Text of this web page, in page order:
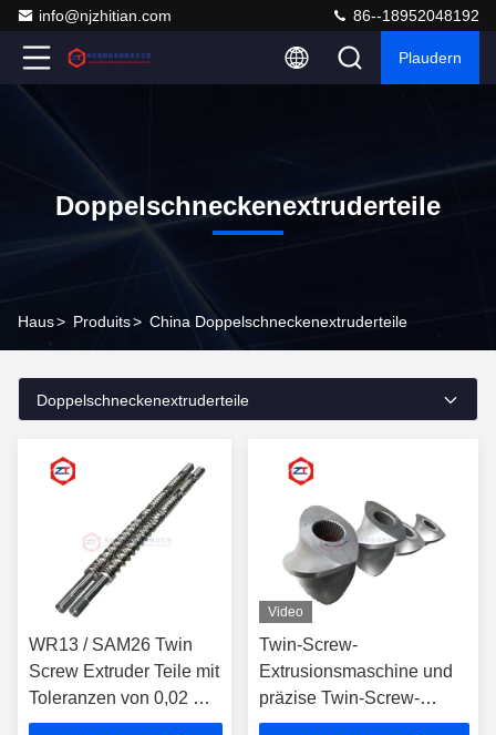
info@njzhitian.com 86--18952048192
Plaudern
Doppelschneckenextruderteile
Haus> Produits> China Doppelschneckenextruderteile
Doppelschneckenextruderteile
WR13 / SAM26 Twin
Screw Extruder Teile mit
Toleranzen von 0,02 mm
und Mitteldurchmesser
Video
Twin-Screw-
Extrusionsmaschine und
präzise Twin-Screw-
Extrusionskomponenten